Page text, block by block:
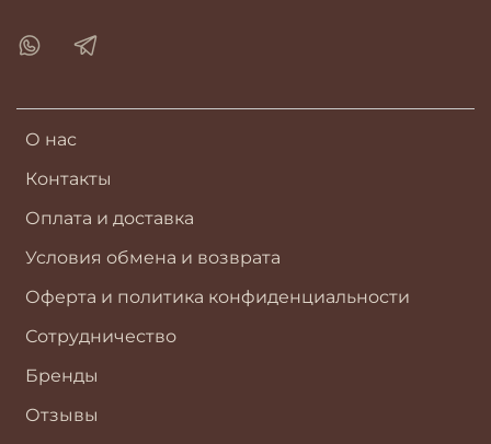
О нас
Контакты
Оплата и доставка
Условия обмена и возврата
Оферта и политика конфиденциальности
Сотрудничество
Бренды
Отзывы